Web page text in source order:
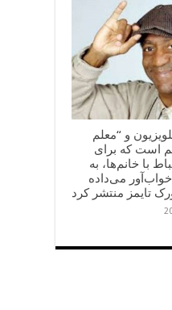
و “معلم
است که برای
با خانم‌ها، به
می‌داده
تایمز منتشر کرد